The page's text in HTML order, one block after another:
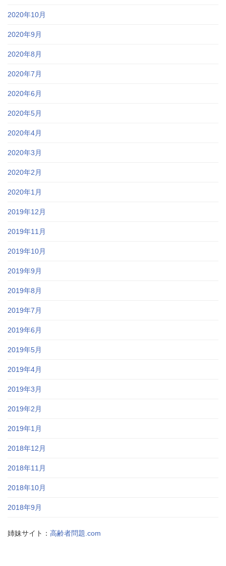
2020年10月
2020年9月
2020年8月
2020年7月
2020年6月
2020年5月
2020年4月
2020年3月
2020年2月
2020年1月
2019年12月
2019年11月
2019年10月
2019年9月
2019年8月
2019年7月
2019年6月
2019年5月
2019年4月
2019年3月
2019年2月
2019年1月
2018年12月
2018年11月
2018年10月
2018年9月
姉妹サイト： 高齢者問題.com